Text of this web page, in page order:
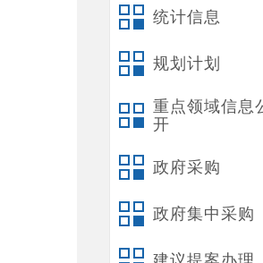
统计信息
规划计划
重点领域信息
开
政府采购
政府集中采购